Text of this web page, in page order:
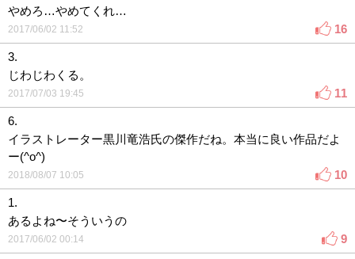
やめろ…やめてくれ…
2017/06/02 11:52 16
3.
じわじわくる。
2017/07/03 19:45 11
6.
イラストレーター黒川竜浩氏の傑作だね。本当に良い作品だよ
ー(^o^)
2018/08/07 10:05 10
1.
あるよね〜そういうの
2017/06/02 00:14 9